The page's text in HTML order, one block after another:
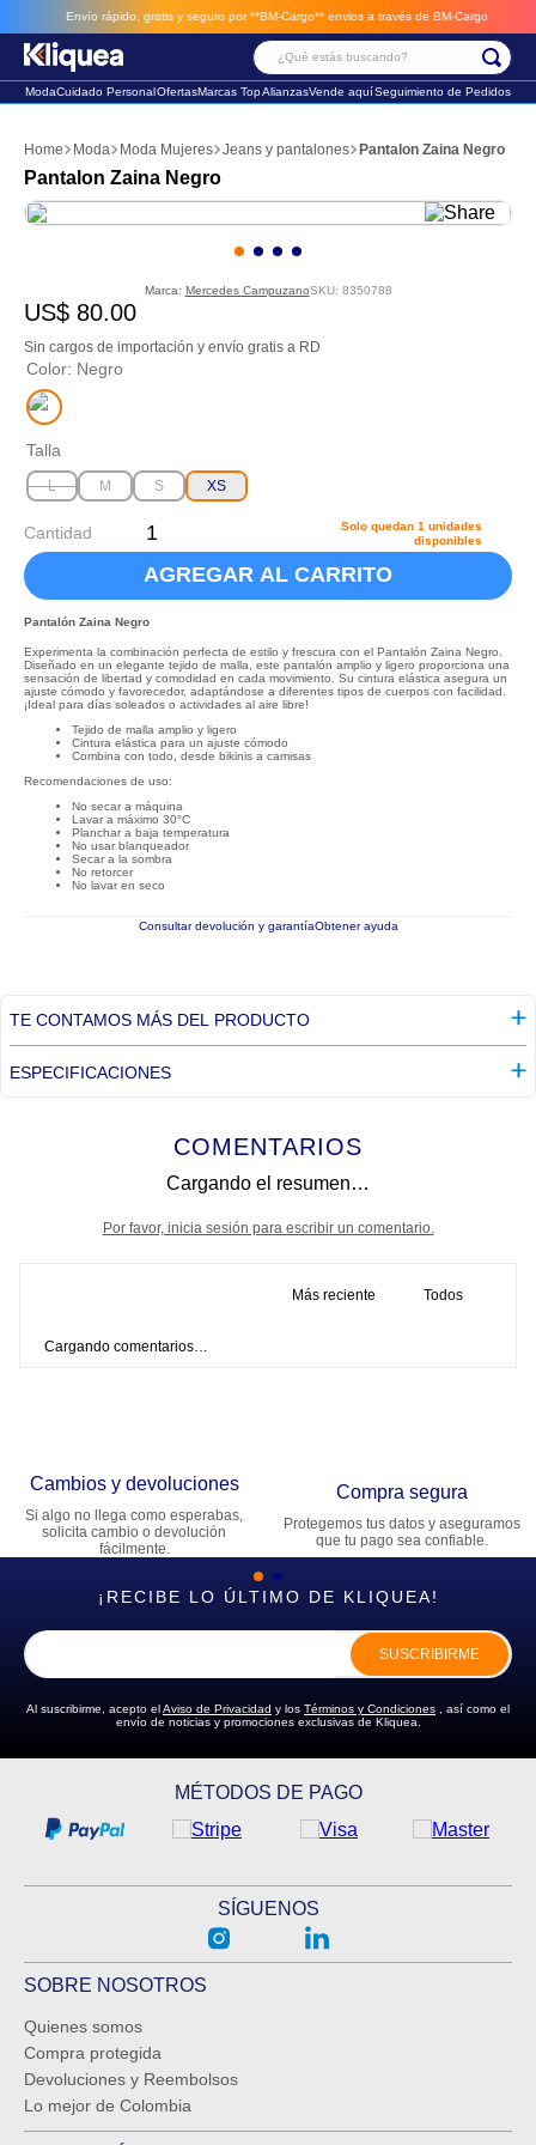
Envío rápido, gratis y seguro por **BM-Cargo** envios a través de BM-Cargo
¿Qué estás buscando?
ModaCuidado PersonalOfertasMarcas TopAlianzasVende aquíSeguimiento de Pedidos
Moda Moda Mujeres Jeans y pantalones Pantalon Zaina Negro
Pantalon Zaina Negro
Marca: Mercedes CampuzanoSKU: 8350788
US$ 80.00
Sin cargos de importación y envío gratis a RD
Color: Negro
Talla
L M S XS
Cantidad Solo quedan 1 unidades
disponibles
AGREGAR AL CARRITO
Pantalón Zaina Negro
Experimenta la combinación perfecta de estilo y frescura con el Pantalón Zaina Negro.
Diseñado en un elegante tejido de malla, este pantalón amplio y ligero proporciona una
sensación de libertad y comodidad en cada movimiento. Su cintura elástica asegura un
ajuste cómodo y favorecedor, adaptándose a diferentes tipos de cuerpos con facilidad.
¡Ideal para días soleados o actividades al aire libre!
Tejido de malla amplio y ligero
Cintura elástica para un ajuste cómodo
Combina con todo, desde bikinis a camisas
Recomendaciones de uso:
No secar a máquina
Lavar a máximo 30°C
Planchar a baja temperatura
No usar blanqueador
Secar a la sombra
No retorcer
No lavar en seco
Consultar devolución y garantíaObtener ayuda
TE CONTAMOS MÁS DEL PRODUCTO
ESPECIFICACIONES
COMENTARIOS
Cargando el resumen…
Por favor, inicia sesión para escribir un comentario.
Más reciente Todos
Cargando comentarios…
Cambios y devoluciones
Si algo no llega como esperabas,
solicita cambio o devolución
fácilmente.
Compra segura
Protegemos tus datos y aseguramos
que tu pago sea confiable.
¡RECIBE LO ÚLTIMO DE KLIQUEA!
SUSCRIBIRME
Al suscribirme, acepto elAviso de Privacidad y los Términos y Condiciones , así como el
envío de noticias y promociones exclusivas de Kliquea.
MÉTODOS DE PAGO
SÍGUENOS
SOBRE NOSOTROS
Quienes somos
Compra protegida
Devoluciones y Reembolsos
Lo mejor de Colombia
2. futbol